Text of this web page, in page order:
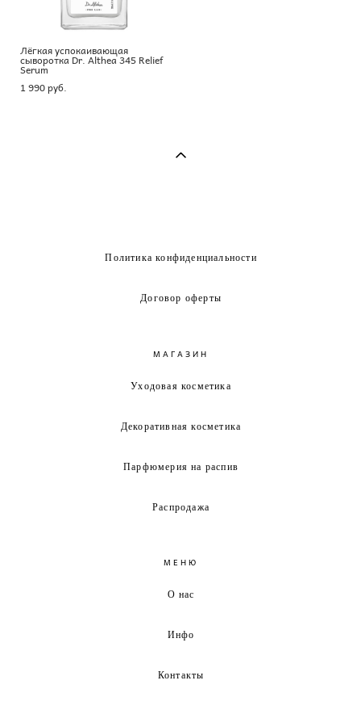
Лёгкая успокаивающая
сыворотка Dr. Althea 345 Relief
Serum
1 990 pуб.
Политика конфиденциальности
Договор оферты
МАГАЗИН
Уходовая косметика
Декоративная косметика
Парфюмерия на распив
Распродажа
МЕНЮ
О нас
Инфо
Контакты